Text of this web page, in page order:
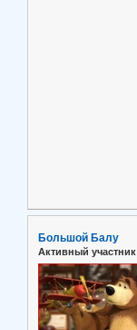
Большой Балу
Активный участник